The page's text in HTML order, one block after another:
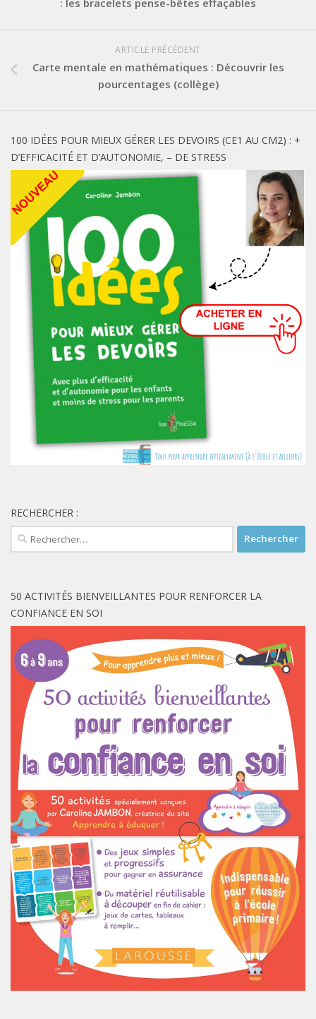
ARTICLE PRÉCÉDENT
Carte mentale en mathématiques : Découvrir les
pourcentages (collège)
100 IDÉES POUR MIEUX GÉRER LES DEVOIRS (CE1 AU CM2) : +
D’EFFICACITÉ ET D’AUTONOMIE, – DE STRESS
RECHERCHER :
Rechercher :
50 ACTIVITÉS BIENVEILLANTES POUR RENFORCER LA
CONFIANCE EN SOI